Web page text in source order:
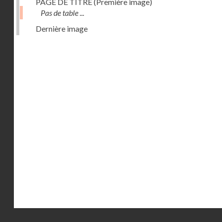
Pas de table ...
Dernière image